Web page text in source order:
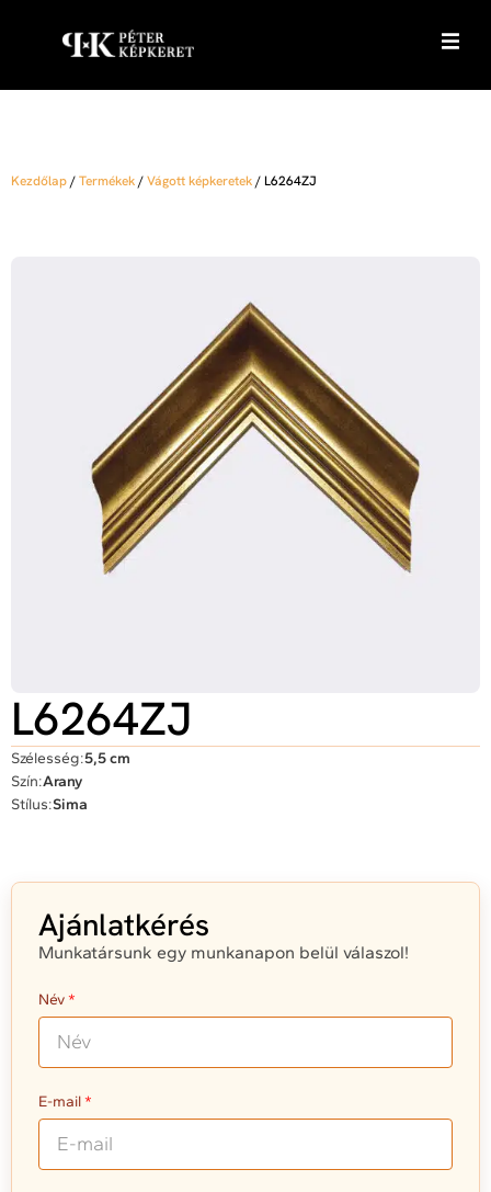
Kezdőlap/Termékek/Vágott képkeretek/L6264ZJ
L6264ZJ
Szélesség:5,5 cm
Szín:Arany
Stílus:Sima
Ajánlatkérés
Munkatársunk egy munkanapon belül válaszol!
Név
E-mail